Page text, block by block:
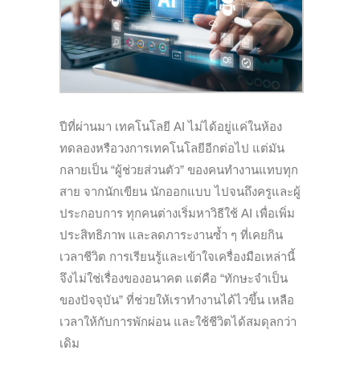
ปีที่ผ่านมา เทคโนโลยี AI ไม่ได้อยู่แค่ในห้อง
ทดลองหรือวงการเทคโนโลยีอีกต่อไป แต่มัน
กลายเป็น “ผู้ช่วยส่วนตัว” ของคนทำงานแทบทุก
สาย จากนักเขียน นักออกแบบ ไปจนถึงครูและผู้
ประกอบการ ทุกคนต่างเริ่มหาวิธีใช้ AI เพื่อเพิ่ม
ประสิทธิภาพ และลดภาระงานซ้ำ ๆ ที่เคยกิน
เวลาชีวิต การเรียนรู้และเข้าใจเครื่องมือเหล่านี้
จึงไม่ใช่เรื่องของอนาคต แต่คือ “ทักษะจำเป็น
ของปัจจุบัน” ที่ช่วยให้เราทำงานได้ไวขึ้น เหลือ
เวลาให้กับการพักผ่อน และใช้ชีวิตได้สมดุลกว่า
เดิม